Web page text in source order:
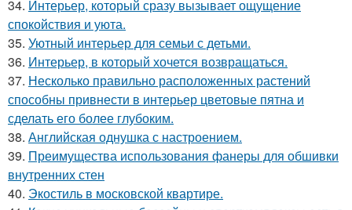
34. Интерьер, который сразу вызывает ощущение
спокойствия и уюта.
35. Уютный интерьер для семьи с детьми.
36. Интерьер, в который хочется возвращаться.
37. Несколько правильно расположенных растений
способны привнести в интерьер цветовые пятна и
сделать его более глубоким.
38. Английская однушка с настроением.
39. Преимущества использования фанеры для обшивки
внутренних стен
40. Экостиль в московской квартире.